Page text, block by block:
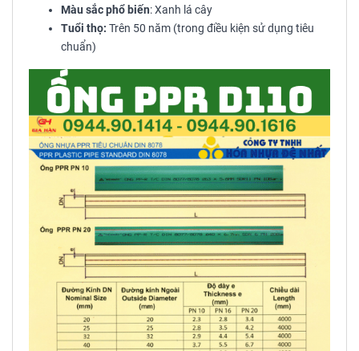
Màu sắc phổ biến: Xanh lá cây
Tuổi thọ: Trên 50 năm (trong điều kiện sử dụng tiêu
chuẩn)